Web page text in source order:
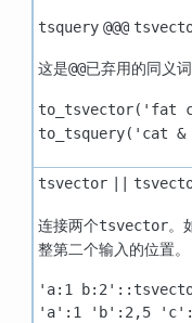
tsquery @@@
这是@@已弃用的同义词
to_tsvector('fat
to_tsquery('cat
tsvector
连接两个tsvector。
整第二个输入的位置。
'a:1
'a':1 'b':2,5